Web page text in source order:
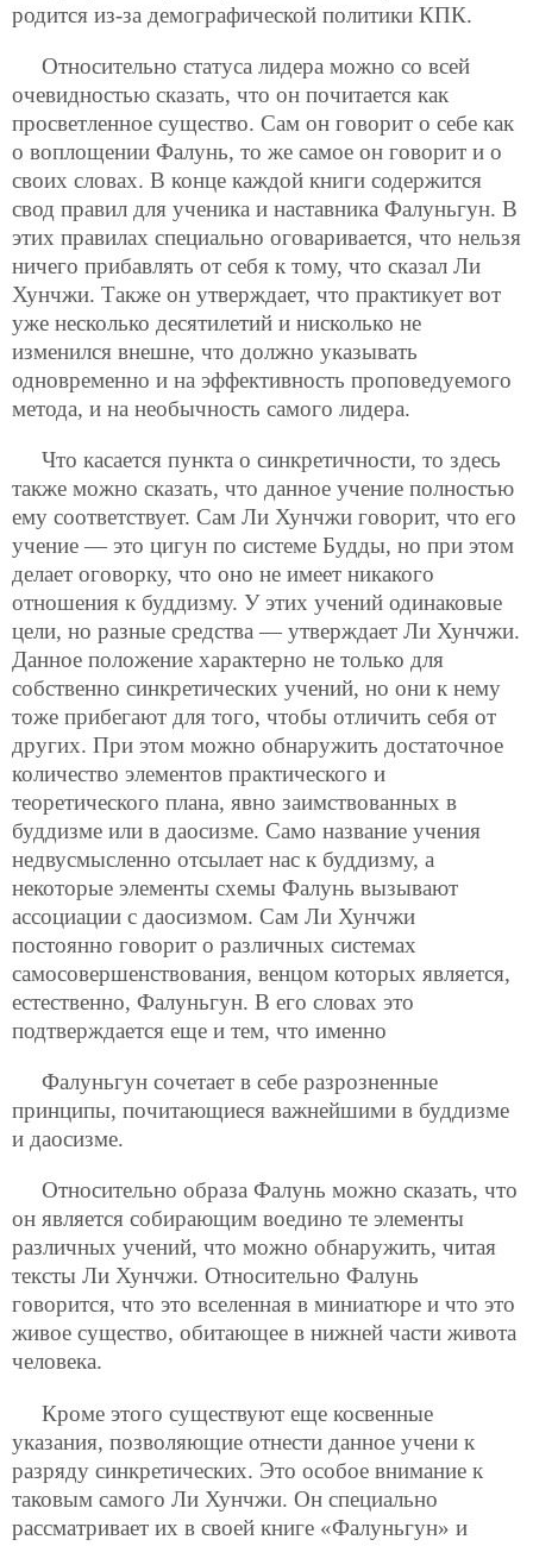
родится из-за демографической политики КПК.
Относительно статуса лидера можно со всей
очевидностью сказать, что он почитается как
просветленное существо. Сам он говорит о себе как
о воплощении Фалунь, то же самое он говорит и о
своих словах. В конце каждой книги содержится
свод правил для ученика и наставника Фалуньгун. В
этих правилах специально оговаривается, что нельзя
ничего прибавлять от себя к тому, что сказал Ли
Хунчжи. Также он утверждает, что практикует вот
уже несколько десятилетий и нисколько не
изменился внешне, что должно указывать
одновременно и на эффективность проповедуемого
метода, и на необычность самого лидера.
Что касается пункта о синкретичности, то здесь
также можно сказать, что данное учение полностью
ему соответствует. Сам Ли Хунчжи говорит, что его
учение — это цигун по системе Будды, но при этом
делает оговорку, что оно не имеет никакого
отношения к буддизму. У этих учений одинаковые
цели, но разные средства — утверждает Ли Хунчжи.
Данное положение характерно не только для
собственно синкретических учений, но они к нему
тоже прибегают для того, чтобы отличить себя от
других. При этом можно обнаружить достаточное
количество элементов практического и
теоретического плана, явно заимствованных в
буддизме или в даосизме. Само название учения
недвусмысленно отсылает нас к буддизму, а
некоторые элементы схемы Фалунь вызывают
ассоциации с даосизмом. Сам Ли Хунчжи
постоянно говорит о различных системах
самосовершенствования, венцом которых является,
естественно, Фалуньгун. В его словах это
подтверждается еще и тем, что именно
Фалуньгун сочетает в себе разрозненные
принципы, почитающиеся важнейшими в буддизме
и даосизме.
Относительно образа Фалунь можно сказать, что
он является собирающим воедино те элементы
различных учений, что можно обнаружить, читая
тексты Ли Хунчжи. Относительно Фалунь
говорится, что это вселенная в миниатюре и что это
живое существо, обитающее в нижней части живота
человека.
Кроме этого существуют еще косвенные
указания, позволяющие отнести данное учени к
разряду синкретических. Это особое внимание к
таковым самого Ли Хунчжи. Он специально
рассматривает их в своей книге «Фалуньгун» и